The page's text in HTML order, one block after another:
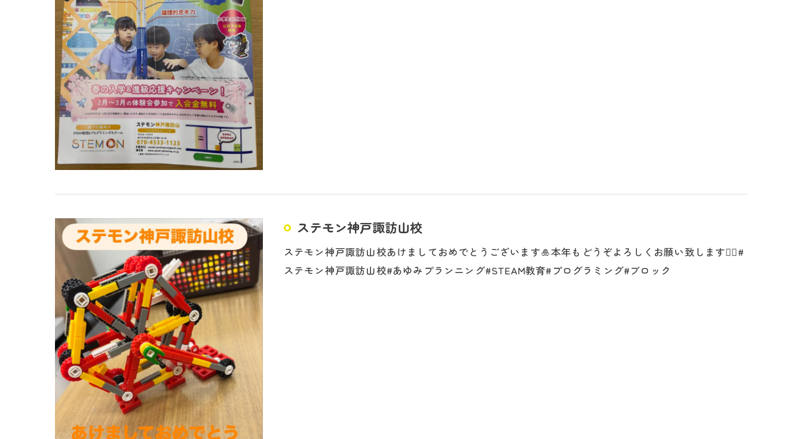
ステモン神戸諏訪山校
ステモン神戸諏訪山校あけましておめでとうございます🎍本年もどうぞよろしくお願い致します🙇‍♀️#
ステモン神戸諏訪山校#あゆみプランニング#STEAM教育#プログラミング#ブロック